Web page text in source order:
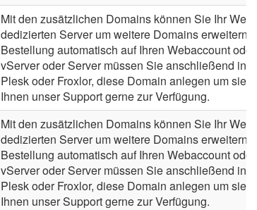
Mit den zusätzlichen Domains können Sie Ihr
dedizierten Server um weitere Domains
Bestellung automatisch auf Ihren Webaccount
vServer oder Server müssen Sie anschließend in
Plesk oder Froxlor, diese Domain anlegen um sie
Ihnen unser Support gerne zur Verfügung.
Mit den zusätzlichen Domains können Sie Ihr
dedizierten Server um weitere Domains
Bestellung automatisch auf Ihren Webaccount
vServer oder Server müssen Sie anschließend in
Plesk oder Froxlor, diese Domain anlegen um sie
Ihnen unser Support gerne zur Verfügung.